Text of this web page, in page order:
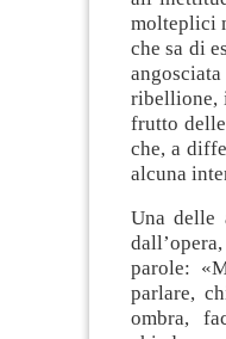
molteplici
che sa di
ribellione,
frutto
che, a
alcuna
Una delle
parole:
parlare,
ombra,